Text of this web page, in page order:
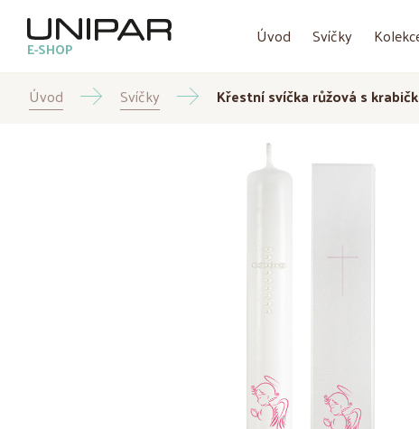
E-SHOP Úvod Svíčky
Úvod Svíčky Křestní svíčka růžová s